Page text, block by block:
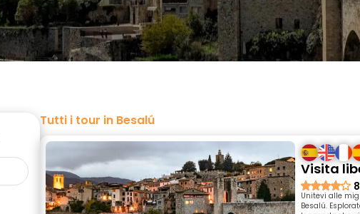
Tutti i tour in Besalú
Visita
Unitevi alle
Besalú.